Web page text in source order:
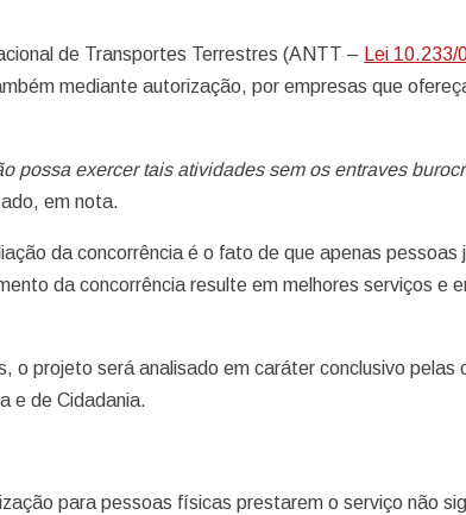
de Transportes Terrestres (ANTT – Lei 10.233/
mediante autorização, por empresas que
possa exercer tais atividades sem os entraves
em nota.
da concorrência é o fato de que apenas pessoas
da concorrência resulte em melhores serviços e
o projeto será analisado em caráter conclusivo pelas
e de Cidadania.
para pessoas físicas prestarem o serviço não